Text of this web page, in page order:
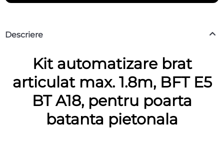
Descriere
Kit automatizare brat
articulat max. 1.8m, BFT E5
BT A18, pentru poarta
batanta pietonala